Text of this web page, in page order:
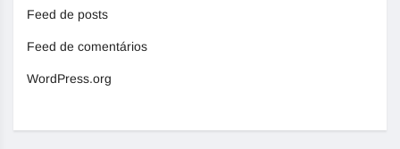
Feed de posts
Feed de comentários
WordPress.org